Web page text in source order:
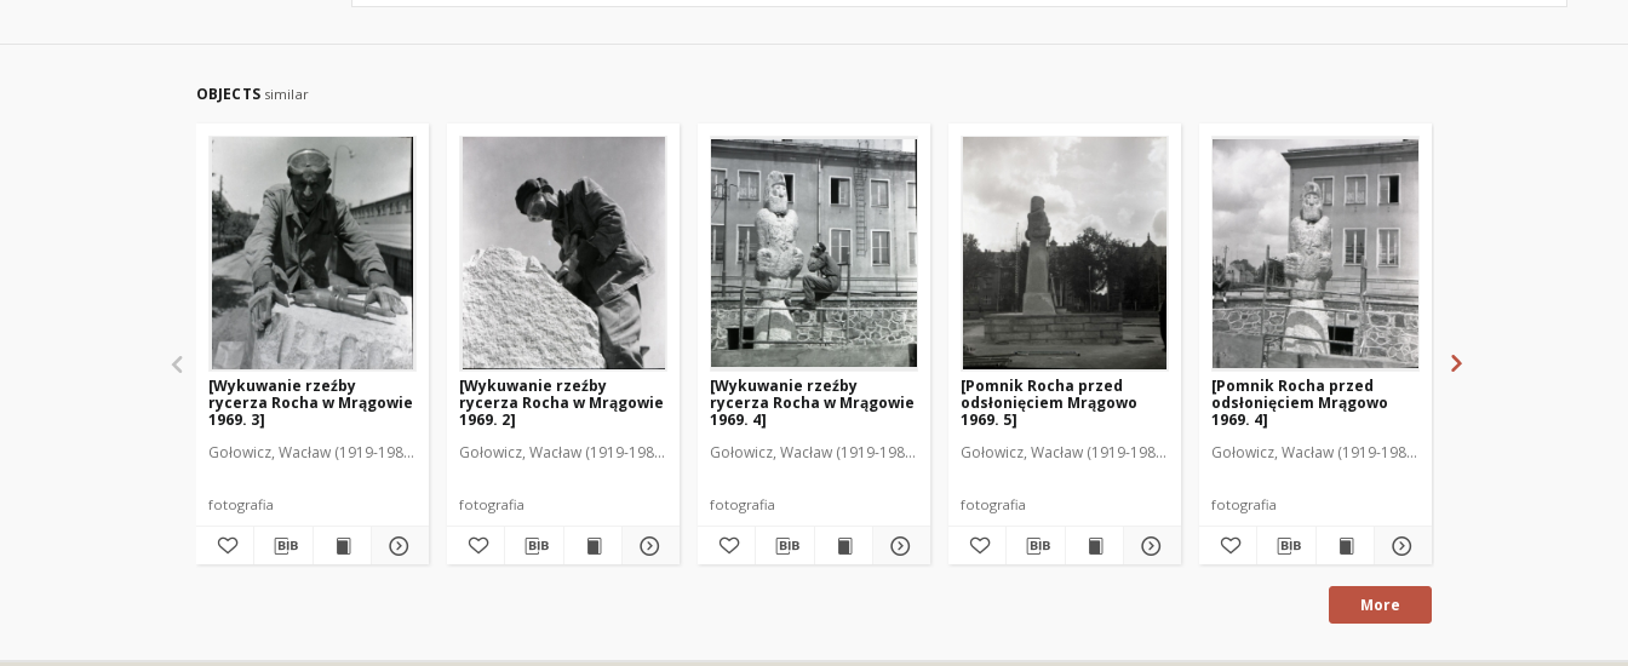
OBJECTS similar
[Wykuwanie rzeźby
rycerza Rocha w Mrągowie
1969. 3]
Gołowicz, Wacław (1919-1983). Fot.
fotografia
[Wykuwanie rzeźby
rycerza Rocha w Mrągowie
1969. 2]
Gołowicz, Wacław (1919-1983). Fot.
fotografia
[Wykuwanie rzeźby
rycerza Rocha w Mrągowie
1969. 4]
Gołowicz, Wacław (1919-1983). Fot.
fotografia
[Pomnik Rocha przed
odsłonięciem Mrągowo
1969. 5]
Gołowicz, Wacław (1919-1983). Fot.
fotografia
[Pomnik Rocha przed
odsłonięciem Mrągowo
1969. 4]
Gołowicz, Wacław (1919-1983). Fot.
fotografia
More